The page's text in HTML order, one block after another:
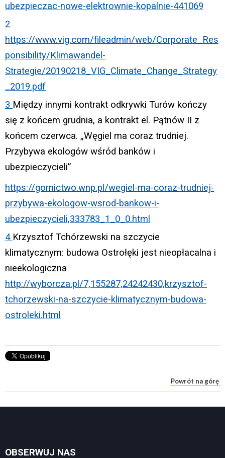
ubezpieczac-nowe-elektrownie-kopalnie-441069
2
https://www.vig.com/fileadmin/web/Corporate_Res
ponsibility/Klimawandel-
Strategie/20190218_VIG_Climate_Change_Strategy
_2019.pdf
3 Między innymi kontrakt odkrywki Turów kończy
się z końcem grudnia, a kontrakt el. Pątnów II z
końcem czerwca. „Węgiel ma coraz trudniej.
Przybywa ekologów wśród banków i
ubezpieczycieli”
https://gornictwo.wnp.pl/wegiel-ma-coraz-trudniej-
przybywa-ekologow-wsrod-bankow-i-
ubezpieczycieli,333783_1_0_0.html
4 Krzysztof Tchórzewski na szczycie
klimatycznym: budowa Ostrołęki jest nieopłacalna i
nieekologiczna
http://wyborcza.pl/7,155287,24242430,krzysztof-
tchorzewski-na-szczycie-klimatycznym-budowa-
ostroleki.html
Powrót na górę
OBSERWUJ NAS